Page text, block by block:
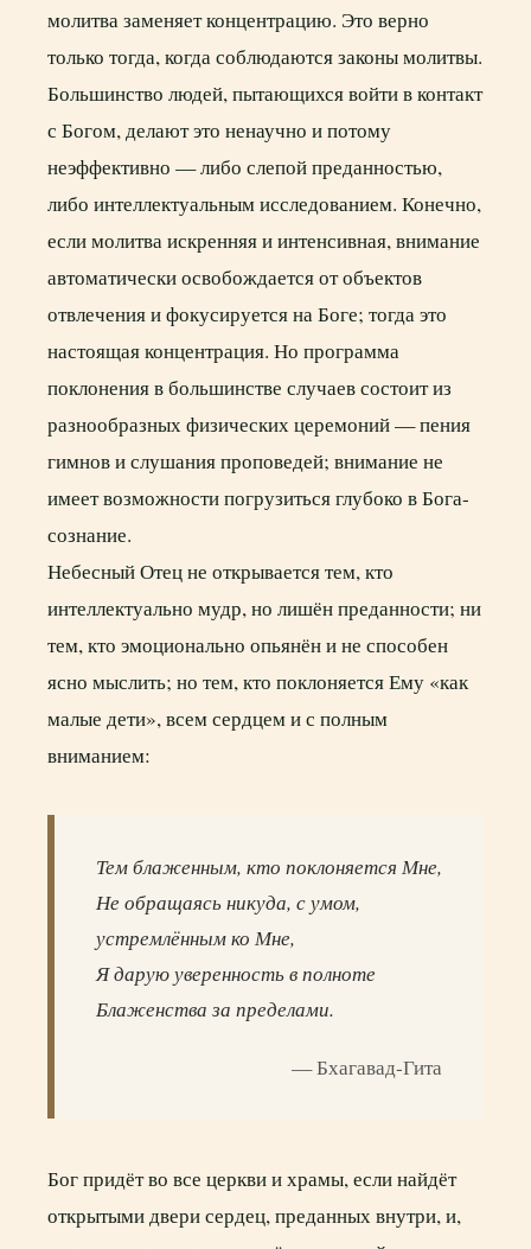
молитва заменяет концентрацию. Это верно
только тогда, когда соблюдаются законы молитвы.
Большинство людей, пытающихся войти в контакт
с Богом, делают это ненаучно и потому
неэффективно — либо слепой преданностью,
либо интеллектуальным исследованием. Конечно,
если молитва искренняя и интенсивная, внимание
автоматически освобождается от объектов
отвлечения и фокусируется на Боге; тогда это
настоящая концентрация. Но программа
поклонения в большинстве случаев состоит из
разнообразных физических церемоний — пения
гимнов и слушания проповедей; внимание не
имеет возможности погрузиться глубоко в Бога-
сознание.
Небесный Отец не открывается тем, кто
интеллектуально мудр, но лишён преданности; ни
тем, кто эмоционально опьянён и не способен
ясно мыслить; но тем, кто поклоняется Ему «как
малые дети», всем сердцем и с полным
вниманием:
Тем блаженным, кто поклоняется Мне,
Не обращаясь никуда, с умом,
устремлённым ко Мне,
Я дарую уверенность в полноте
Блаженства за пределами.
— Бхагавад-Гита
Бог придёт во все церкви и храмы, если найдёт
открытыми двери сердец, преданных внутри, и,